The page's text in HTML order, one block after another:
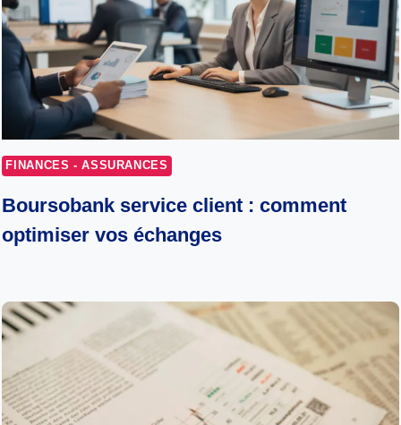
FINANCES - ASSURANCES
Boursobank service client : comment
optimiser vos échanges